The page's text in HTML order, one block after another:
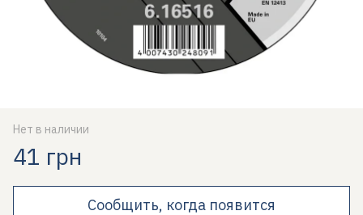
Нет в наличии
41 грн
Сообщить, когда появится